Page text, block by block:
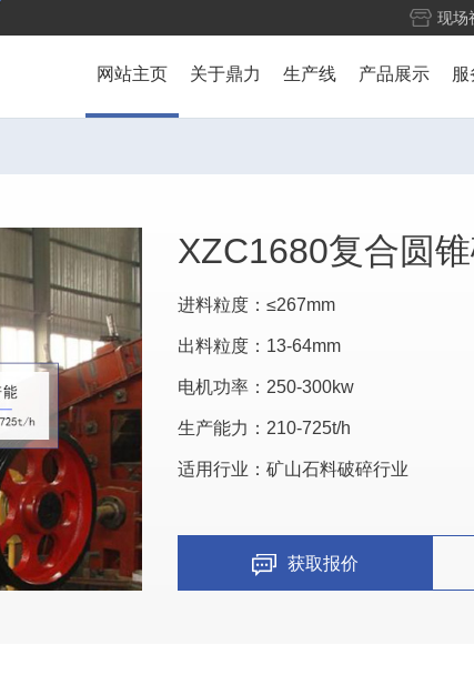
现场
网站主页 关于鼎力 生产线 产品展示
XZC1680复合圆
进料粒度：≤267mm
出料粒度：13-64mm
电机功率：250-300kw
生产能力：210-725t/h
适用行业：矿山石料破碎行业
获取报价